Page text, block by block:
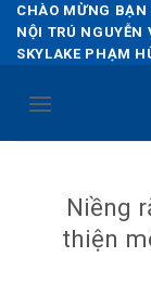
Skip
content
CHÀO MỪNG BẠN
NỘI TRÚ
SKYLAKE PHẠM
Niềng
thiện